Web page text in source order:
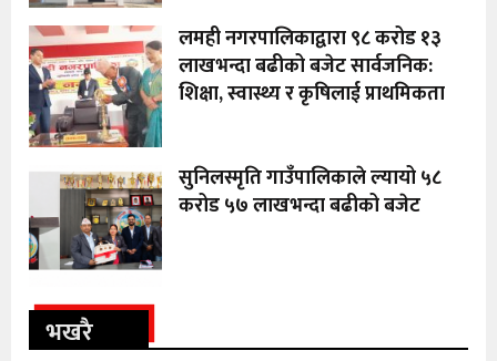
लमही नगरपालिकाद्वारा ९८ करोड १३
लाखभन्दा बढीको बजेट सार्वजनिक:
शिक्षा, स्वास्थ्य र कृषिलाई प्राथमिकता
सुनिलस्मृति गाउँपालिकाले ल्यायो ५८
करोड ५७ लाखभन्दा बढीको बजेट
भखरै